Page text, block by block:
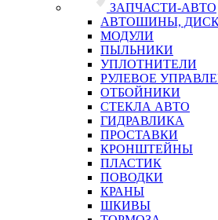
ЗАПЧАСТИ-АВТО
АВТОШИНЫ,
МОДУЛИ
ПЫЛЬНИКИ
УПЛОТНИТЕЛИ
РУЛЕВОЕ
ОТБОЙНИКИ
СТЕКЛА АВТО
ГИДРАВЛИКА
ПРОСТАВКИ
КРОНШТЕЙНЫ
ПЛАСТИК
ПОВОДКИ
КРАНЫ
ШКИВЫ